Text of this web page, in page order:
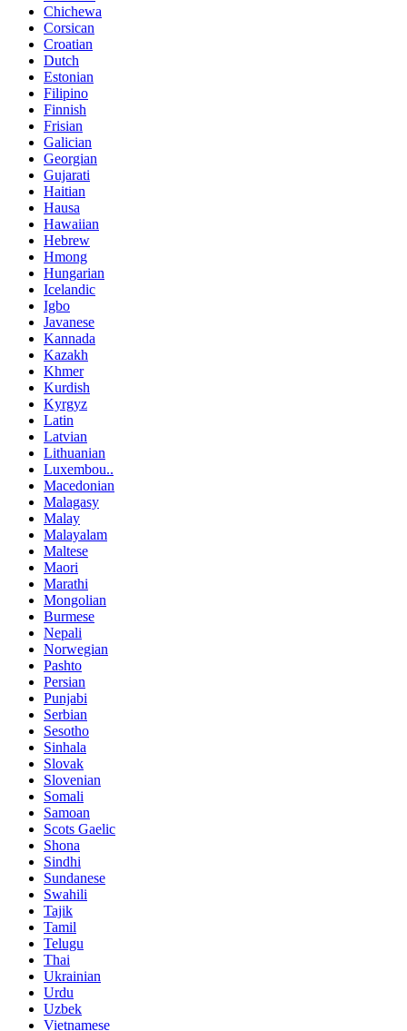
Chichewa
Corsican
Croatian
Dutch
Estonian
Filipino
Finnish
Frisian
Galician
Georgian
Gujarati
Haitian
Hausa
Hawaiian
Hebrew
Hmong
Hungarian
Icelandic
Igbo
Javanese
Kannada
Kazakh
Khmer
Kurdish
Kyrgyz
Latin
Latvian
Lithuanian
Luxembou..
Macedonian
Malagasy
Malay
Malayalam
Maltese
Maori
Marathi
Mongolian
Burmese
Nepali
Norwegian
Pashto
Persian
Punjabi
Serbian
Sesotho
Sinhala
Slovak
Slovenian
Somali
Samoan
Scots Gaelic
Shona
Sindhi
Sundanese
Swahili
Tajik
Tamil
Telugu
Thai
Ukrainian
Urdu
Uzbek
Vietnamese